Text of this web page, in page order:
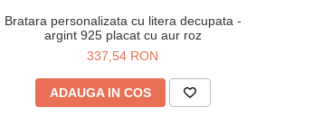
Bratara personalizata cu litera decupata -
argint 925 placat cu aur roz
337,54 RON
ADAUGA IN COS